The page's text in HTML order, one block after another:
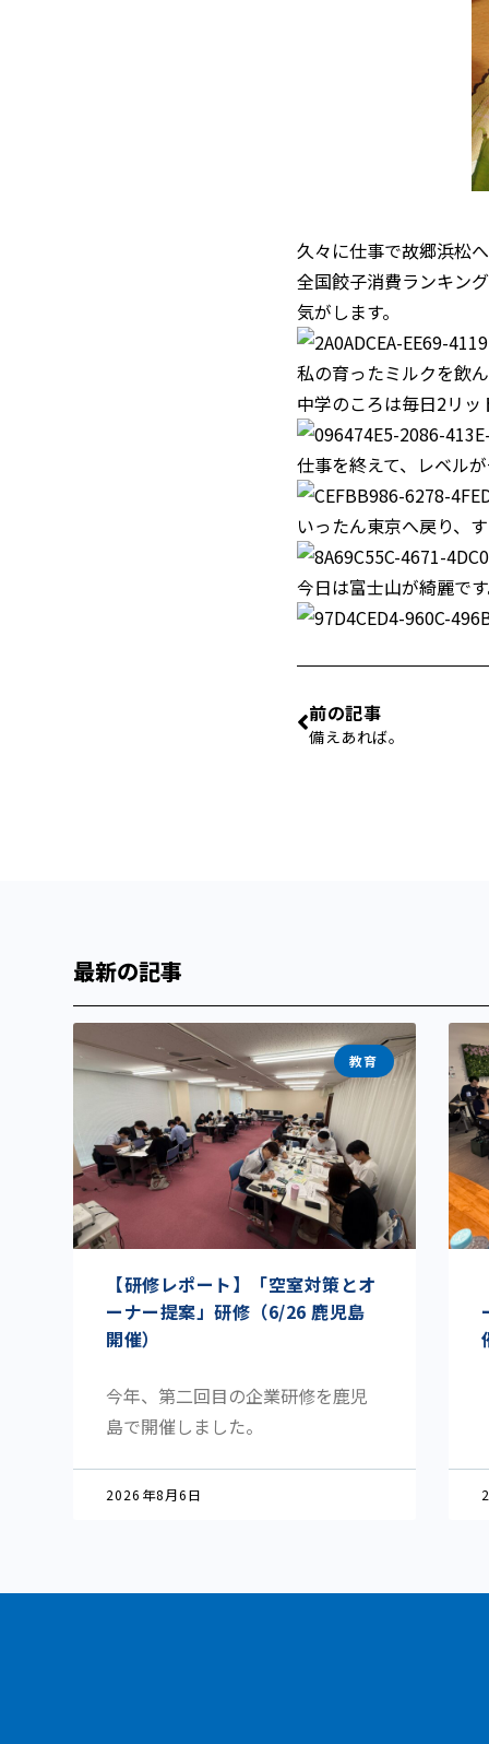
久々に仕事で故郷浜松
全国餃子消費ランキン
気がします。
私の育ったミルクを飲
中学のころは毎日2リ
仕事を終えて、レベル
いったん東京へ戻り、
今日は富士山が綺麗で
前の記事
備えあれば。
最新の記事
教育
【研修レポート】「空室対策とオ
ーナー提案」研修（6/26 鹿児島
開催）
今年、第二回目の企業研修を鹿児
島で開催しました。
2026年8月6日